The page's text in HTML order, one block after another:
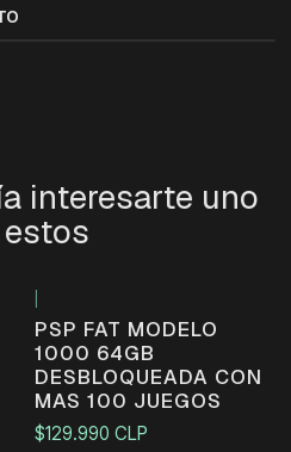
interesarte uno
PSP FAT MODELO
1000 64GB
DESBLOQUEADA CON
MAS 100 JUEGOS
$129.990 CLP